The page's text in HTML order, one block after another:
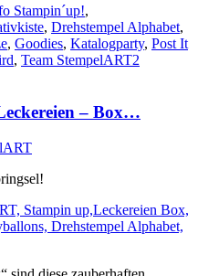
Briefchen
in
den
In
2016
Stampin´up!,
, Drehstempel Alphabet,
, Goodies, Katalogparty, Post It
, Team StempelART2
– Box…